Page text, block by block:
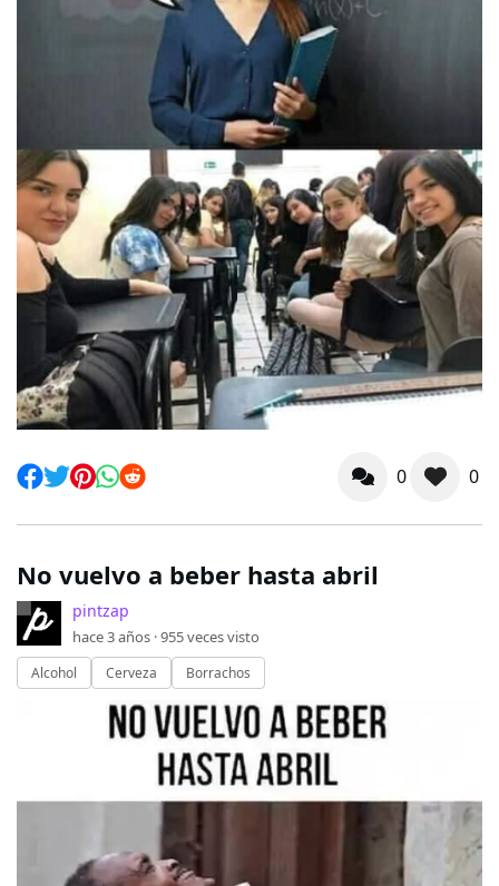
0 0
No vuelvo a beber hasta abril
pintzap
hace 3 años ·955veces visto
Alcohol Cerveza Borrachos